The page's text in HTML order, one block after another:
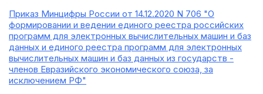
Приказ Минцифры России от 14.12.2020 N 706 "О
формировании и ведении единого реестра российских
программ для электронных вычислительных машин и баз
данных и единого реестра программ для электронных
вычислительных машин и баз данных из государств -
членов Евразийского экономического союза, за
исключением РФ"